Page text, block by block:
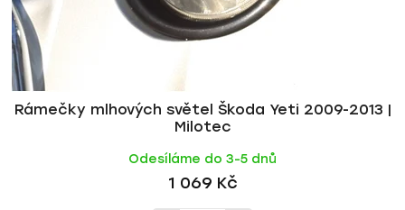
Rámečky mlhových světel Škoda Yeti 2009-2013 |
Milotec
Odesíláme do 3-5 dnů
1 069 Kč